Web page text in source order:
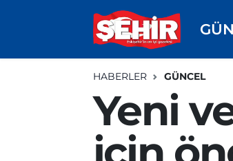
HABERLER GÜNCEL
Yeni
Odunpazarı Nöbetçi Eczaneler
Odunpazarı Trafik Yoğunluk
TFF 3.Lig 4.Grup Puan Durumu